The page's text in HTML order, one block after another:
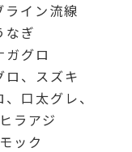
ライン流線
なぎ
ガグロ
ロ、スズキ
口太グレ、
ラアジ
ック